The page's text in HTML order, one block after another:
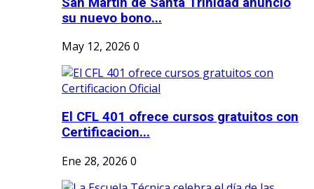
su nuevo bono...
May 12, 2026 0
El CFL 401 ofrece cursos gratuitos con
Certificacion...
Ene 28, 2026 0